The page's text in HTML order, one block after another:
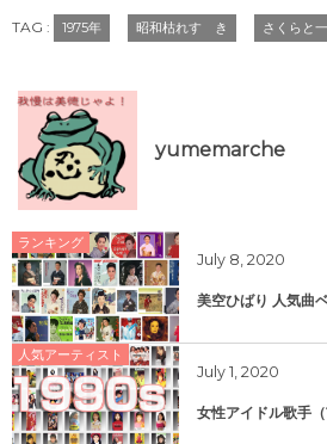
TAG : 1975年 昭和枯れすゝき さくらと
yumemarche
ランキング
July 8 2020
美空ひばり 人気曲
人気アーティスト
July 1 2020
女性アイドル歌手